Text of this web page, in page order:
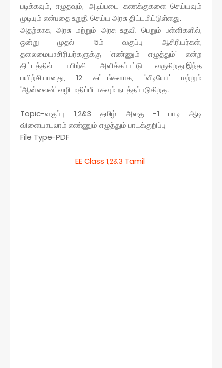
படிக்கவும், எழுதவும், அடிப்படை கணக்குகளை செய்யவும்
முடியும் என்பதை உறுதி செய்ய அரசு திட்டமிட்டுள்ளது.
அதற்காக, அரசு மற்றும் அரசு உதவி பெறும் பள்ளிகளில்,
ஒன்று முதல் 5ம் வகுப்பு ஆசிரியர்கள்,
தலைமையாசிரியர்களுக்கு 'எண்ணும் எழுத்தும்' என்ற
திட்டத்தில் பயிற்சி அளிக்கப்பட்டு வருகிறது.இந்த
பயிற்சியானது, 12 கட்டங்களாக, 'வீடியோ' மற்றும்
'ஆன்லைன்' வழி மதிப்பீடாகவும் நடத்தப்படுகிறது.
Topic-வகுப்பு 1,2&3 தமிழ் அலகு -1 பாடி ஆடி
விளையாடலாம் எண்ணும் எழுத்தும் பாடக்குறிப்பு
File Type-PDF
EE Class 1,2&3 Tamil